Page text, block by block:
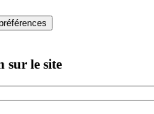
sur le site